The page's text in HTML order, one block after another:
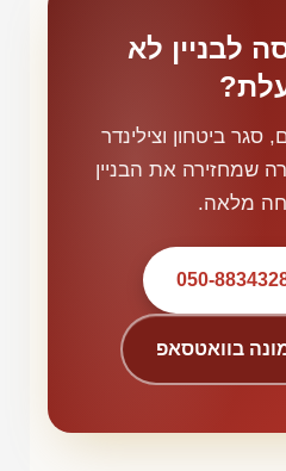
לבניין לא
סגר ביטחון וצילינדר
שמחזירה את הבניין
מלאה.
בוואטסאפ